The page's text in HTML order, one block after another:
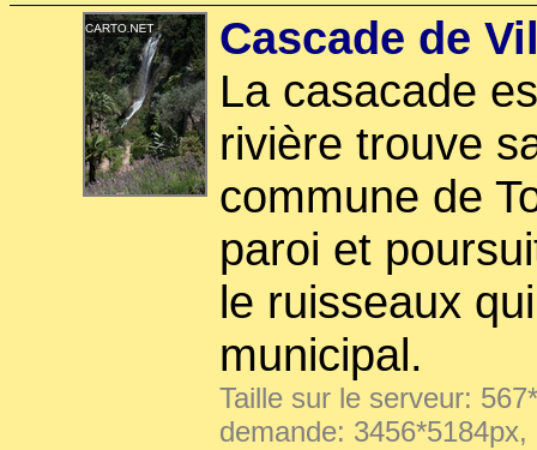
Cascade de
La casacade
rivière trouve
commune de
paroi et
le ruisseaux
municipal.
Taille sur le serveur:
demande: